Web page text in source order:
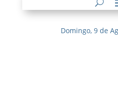
Domingo, 9 de